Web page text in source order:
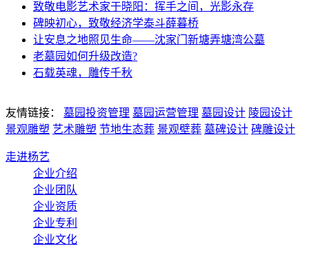
致敬电影艺术家于晓阳：挥手之间，光影永存
碑映初心，致敬经济学泰斗薛暮桥
让安息之地照见生命——沈家门新塘弄塘湾公墓
老墓园如何升级改造?
石载英魂，雕传千秋
友情链接： 墓园投资管理 墓园运营管理 墓园设计 陵园设计
景观雕塑 艺术雕塑 节地生态葬 景观壁葬 墓碑设计 碑雕设计
走进杨艺
企业介绍
企业团队
企业资质
企业专利
企业文化